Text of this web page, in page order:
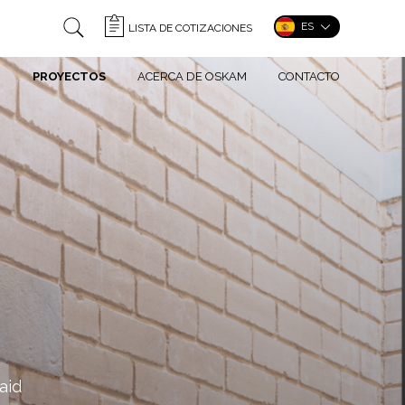
LISTA DE COTIZACIONES ES
PROYECTOS ACERCA DE OSKAM CONTACTO